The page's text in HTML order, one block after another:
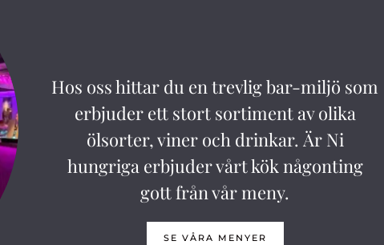
Hos oss hittar du en trevlig bar-miljö som
erbjuder ett stort sortiment av olika
ölsorter, viner och drinkar. Är Ni
hungriga erbjuder vårt kök någonting
gott från vår meny.
SE VÅRA MENYER